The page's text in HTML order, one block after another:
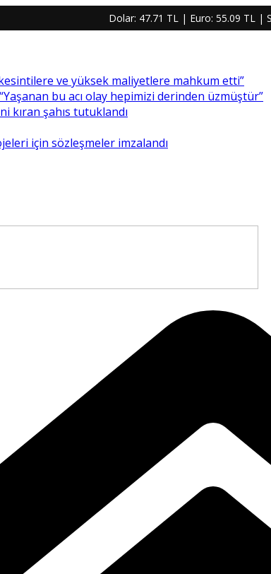
Dolar: 47.71 TL| Euro: 55.09 TL|
ve yüksek maliyetlere mahkum etti”
bu acı olay hepimizi derinden üzmüştür”
kıran şahıs tutuklandı
için sözleşmeler imzalandı